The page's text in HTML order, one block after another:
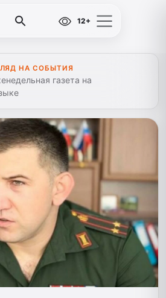
12+
НА СОБЫТИЯ
газета на